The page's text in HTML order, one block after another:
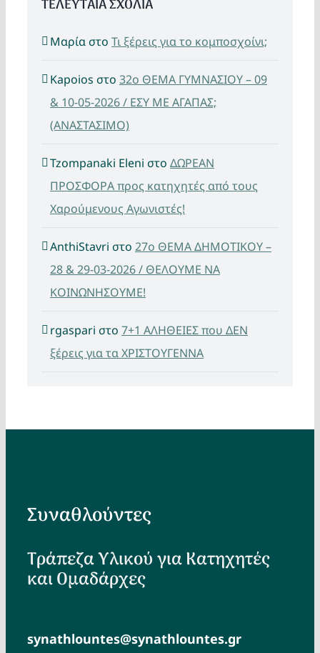
ΤΕΛΕΥΤΑΙΑ ΣΧΟΛΙΑ
Μαρία στο Τι ξέρεις για το κομποσχοίνι;
Kapoios στο 32ο ΘΕΜΑ ΓΥΜΝΑΣΙΟΥ – 09
& 10-05-2026 / ΕΣΥ ΜΕ ΑΓΑΠΑΣ;
(ΑΝΑΣΤΑΣΙΜΟ)
Tzompanaki Eleni στο ΔΩΡΕΑΝ
ΠΡΟΣΦΟΡΑ προς κατηχητές από τους
Χαρούμενους Αγωνιστές!
AnthiStavri στο 27ο ΘΕΜΑ ΔΗΜΟΤΙΚΟΥ –
28 & 29-03-2026 / ΘΕΛΟΥΜΕ ΝΑ
ΚΟΙΝΩΝΗΣΟΥΜΕ!
rgaspari στο 7+1 ΑΛΗΘΕΙΕΣ που ΔΕΝ
ξέρεις για τα ΧΡΙΣΤΟΥΓΕΝΝΑ
Συναθλούντες
Τράπεζα Υλικού για Κατηχητές
και Ομαδάρχες
synathlountes@synathlountes.gr